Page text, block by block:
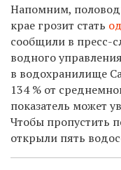
Напомним,
крае грозит стать
сообщили в пресс-
водного
в водохранилище
134 % от
показатель может
Чтобы пропустить
открыли пять